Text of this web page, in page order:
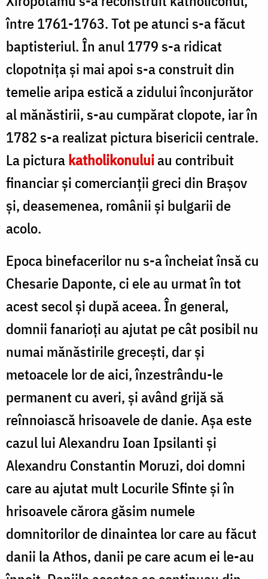
între 1761-1763. Tot pe atunci s-a făcut
baptisteriul. În anul 1779 s-a ridicat
clopotniţa şi mai apoi s-a construit din
temelie aripa estică a zidului înconjurător
al mănăstirii, s-au cumpărat clopote, iar în
1782 s-a realizat pictura bisericii centrale.
La picturakatholikonuluiau contribuit
financiar şi comercianţii greci din Braşov
şi, deasemenea, românii şi bulgarii de
acolo.
Epoca binefacerilor nu s-a încheiat însă cu
Chesarie Daponte, ci ele au urmat în tot
acest secol şi după aceea. În general,
domnii fanarioţi au ajutat pe cât posibil nu
numai mănăstirile greceşti, dar şi
metoacele lor de aici, înzestrându-le
permanent cu averi, şi având grijă să
reînnoiască hrisoavele de danie. Aşa este
cazul lui Alexandru Ioan Ipsilanti şi
Alexandru Constantin Moruzi, doi domni
care au ajutat mult Locurile Sfinte şi în
hrisoavele cărora găsim numele
domnitorilor de dinaintea lor care au făcut
danii la Athos, danii pe care acum ei le-au